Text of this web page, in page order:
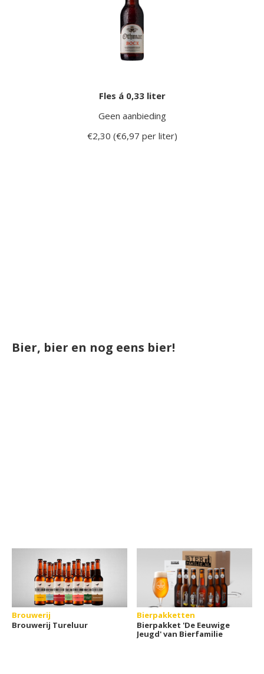
Fles á 0,33 liter
Geen aanbieding
€2,30 (€6,97 per liter)
Bier, bier en nog eens bier!
Brouwerij
Brouwerij Tureluur
Bierpakketten
Bierpakket 'De Eeuwige
Jeugd' van Bierfamilie